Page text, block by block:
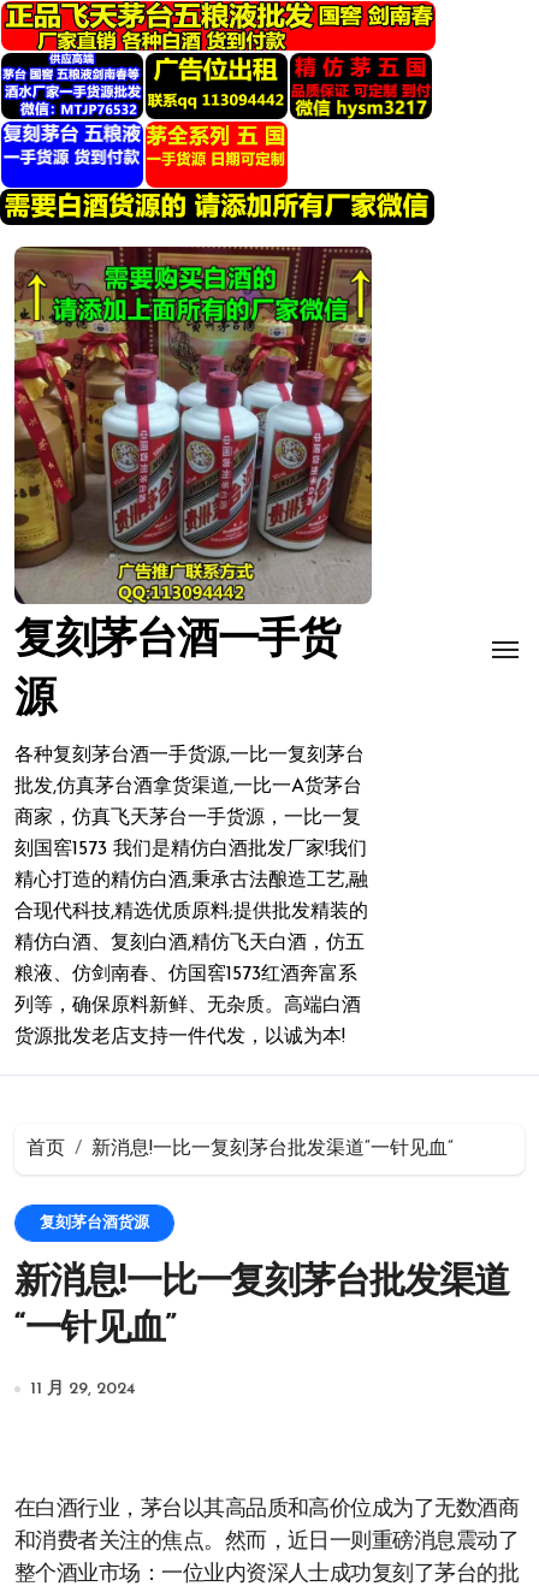
转
到
内
容
复刻茅台酒一手货
源
各种复刻茅台酒一手货源,一比一复刻茅台
批发,仿真茅台酒拿货渠道,一比一A货茅台
商家，仿真飞天茅台一手货源，一比一复
刻国窖1573 我们是精仿白酒批发厂家!我们
精心打造的精仿白酒,秉承古法酿造工艺,融
合现代科技,精选优质原料;提供批发精装的
精仿白酒、复刻白酒,精仿飞天白酒，仿五
粮液、仿剑南春、仿国窖1573红酒奔富系
列等，确保原料新鲜、无杂质。高端白酒
货源批发老店支持一件代发，以诚为本!
首页 新消息!一比一复刻茅台批发渠道“一针见血”
复刻茅台酒货源
新消息!一比一复刻茅台批发渠道
“一针见血”
11 月 29, 2024
在白酒行业，茅台以其高品质和高价位成为了无数酒商
和消费者关注的焦点。然而，近日一则重磅消息震动了
整个酒业市场：一位业内资深人士成功复刻了茅台的批